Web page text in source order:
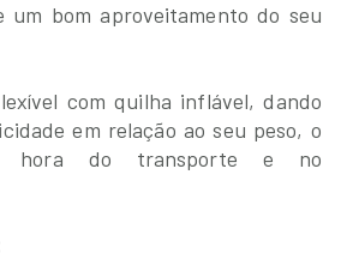
um bom aproveitamento do seu
com quilha inflável, dando
em relação ao seu peso, o
hora do transporte e no